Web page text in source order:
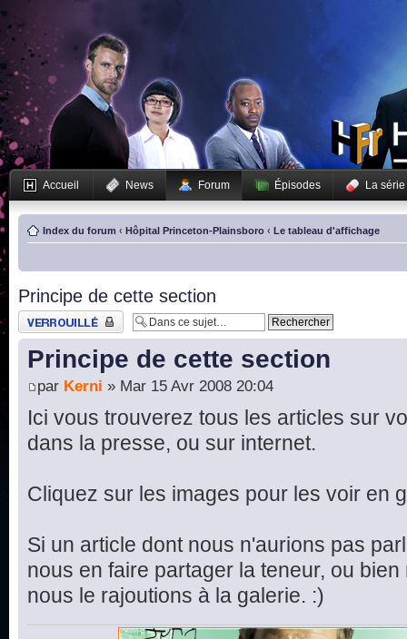
Accueil News Forum Épisodes La série
Index du forum ‹ Hôpital Princeton-Plainsboro ‹ Le tableau d'affichage
Principe de cette section
Sujet verrouillé
Principe de cette section
par Kerni » Mar 15 Avr 2008 20:04
Ici vous trouverez tous les articles sur
dans la presse, ou sur internet.
Cliquez sur les images pour les voir en
Si un article dont nous n'aurions pas
nous en faire partager la teneur, ou
nous le rajoutions à la galerie. :)